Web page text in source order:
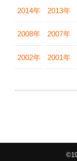
2014年 2013年
2008年 2007年
2002年 2001年